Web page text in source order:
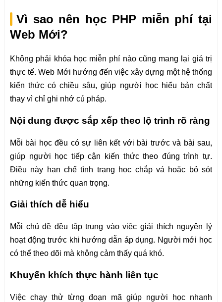
Vì sao nên học PHP miễn phí tại
Web Mới?
Không phải khóa học miễn phí nào cũng mang lại giá trị
thực tế. Web Mới hướng đến việc xây dựng một hệ thống
kiến thức có chiều sâu, giúp người học hiểu bản chất
thay vì chỉ ghi nhớ cú pháp.
Nội dung được sắp xếp theo lộ trình rõ ràng
Mỗi bài học đều có sự liên kết với bài trước và bài sau,
giúp người học tiếp cận kiến thức theo đúng trình tự.
Điều này hạn chế tình trạng học chắp vá hoặc bỏ sót
những kiến thức quan trọng.
Giải thích dễ hiểu
Mỗi chủ đề đều tập trung vào việc giải thích nguyên lý
hoạt động trước khi hướng dẫn áp dụng. Người mới học
có thể theo dõi mà không cảm thấy quá khó.
Khuyến khích thực hành liên tục
Việc chạy thử từng đoạn mã giúp người học nhanh